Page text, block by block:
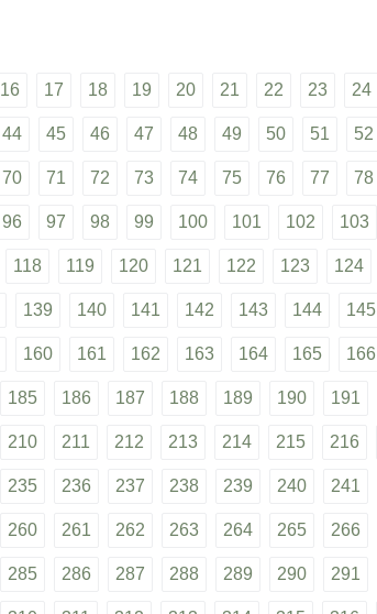
16 17 18 19 20 21 22 23 24
44 45 46 47 48 49 50 51 52
70 71 72 73 74 75 76 77 78
96 97 98 99 100 101 102 103
118 119 120 121 122 123 124
139 140 141 142 143 144 145
160 161 162 163 164 165 166
185 186 187 188 189 190 191
210 211 212 213 214 215 216
235 236 237 238 239 240 241
260 261 262 263 264 265 266
285 286 287 288 289 290 291